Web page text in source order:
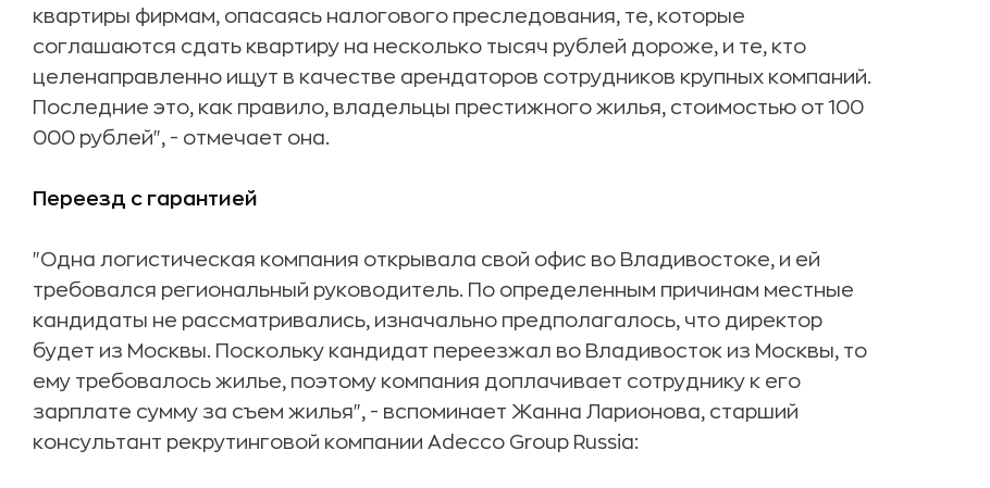
квартиры фирмам, опасаясь налогового преследования, те, которые
соглашаются сдать квартиру на несколько тысяч рублей дороже, и те, кто
целенаправленно ищут в качестве арендаторов сотрудников крупных компаний.
Последние это, как правило, владельцы престижного жилья, стоимостью от 100
000 рублей", - отмечает она.
Переезд с гарантией
"Одна логистическая компания открывала свой офис во Владивостоке, и ей
требовался региональный руководитель. По определенным причинам местные
кандидаты не рассматривались, изначально предполагалось, что директор
будет из Москвы. Поскольку кандидат переезжал во Владивосток из Москвы, то
ему требовалось жилье, поэтому компания доплачивает сотруднику к его
зарплате сумму за съем жилья", - вспоминает Жанна Ларионова, старший
консультант рекрутинговой компании Adecco Group Russia: